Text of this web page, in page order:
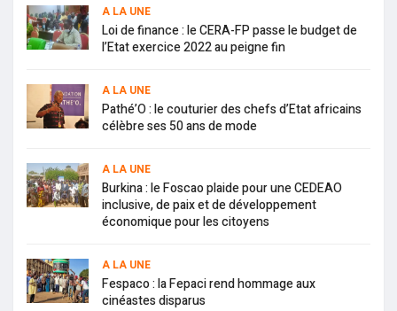
A LA UNE
Loi de finance : le CERA-FP passe le budget de
l’Etat exercice 2022 au peigne fin
A LA UNE
Pathé’O : le couturier des chefs d’Etat africains
célèbre ses 50 ans de mode
A LA UNE
Burkina : le Foscao plaide pour une CEDEAO
inclusive, de paix et de développement
économique pour les citoyens
A LA UNE
Fespaco : la Fepaci rend hommage aux
cinéastes disparus